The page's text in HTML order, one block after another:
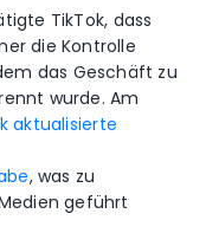
TikTok, dass
die Kontrolle
das Geschäft zu
wurde. Am
aktualisierte
,was zu
geführt